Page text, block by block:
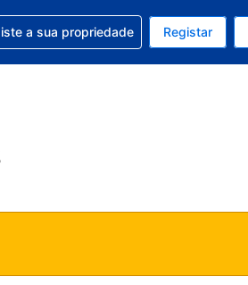
moeda atual é EUR
O seu idioma atual é Português
ajuda com a sua reserva
a sua propriedade Registar